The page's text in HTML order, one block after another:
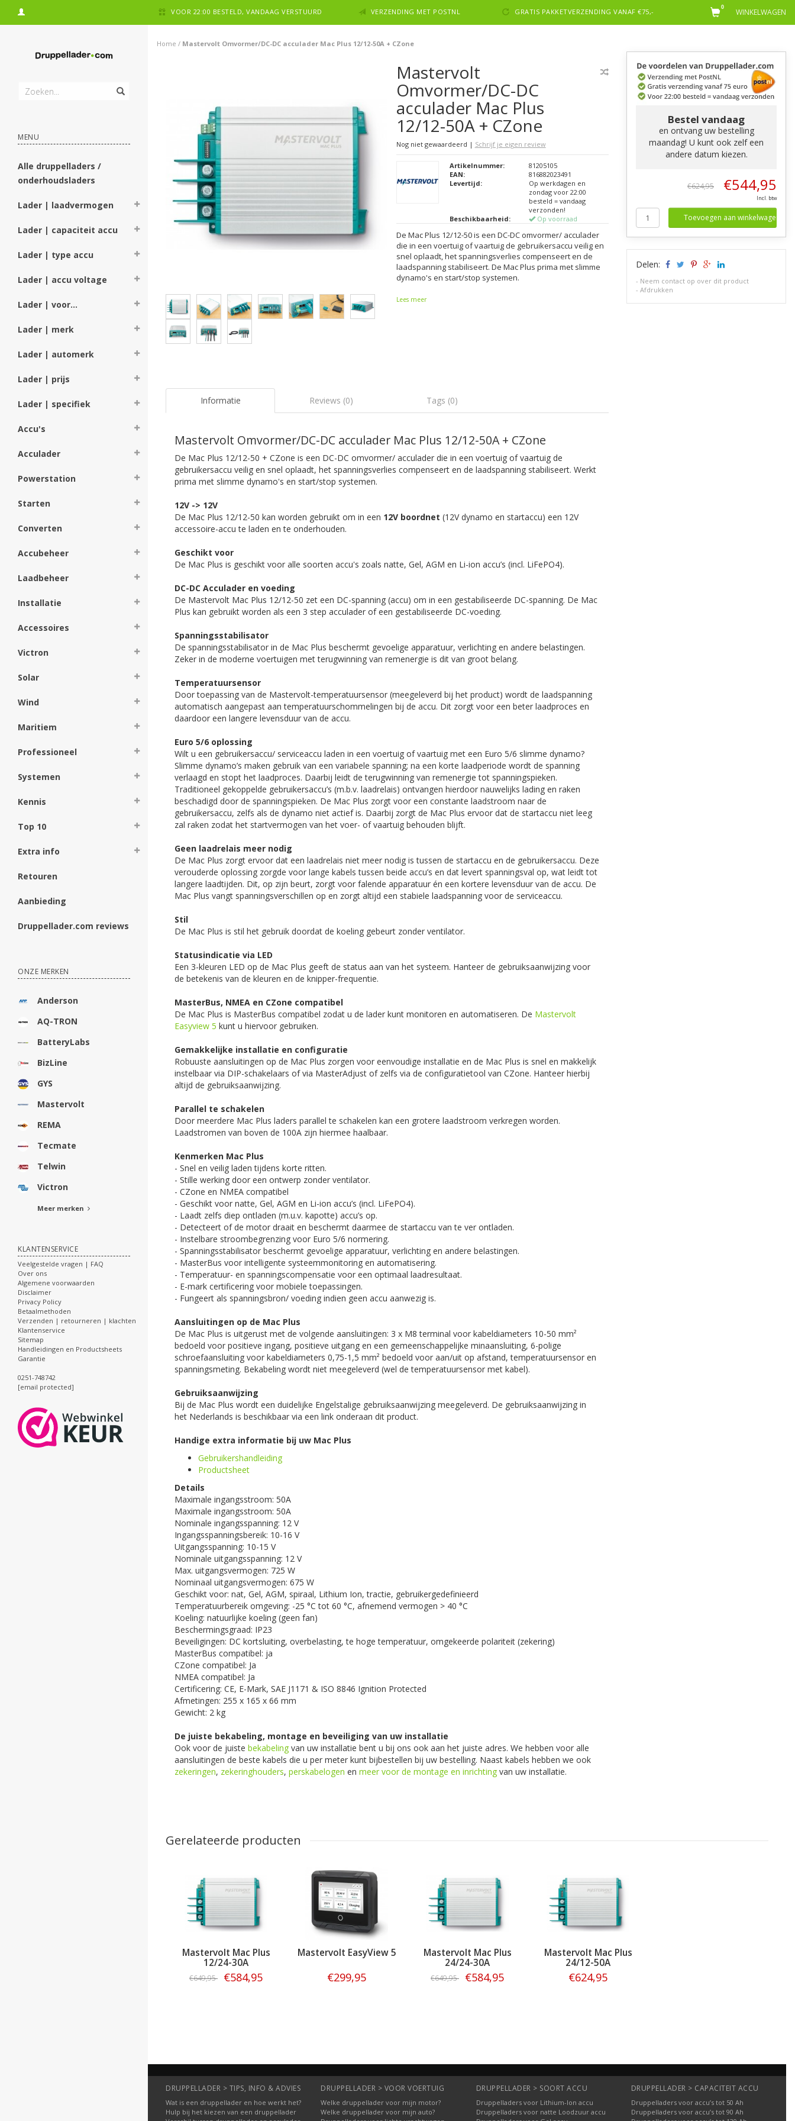
VOOR 22:00 BESTELD, VANDAAG VERSTUURD VERZENDING MET POSTNL GRATIS PAKKETVERZENDING VANAF €75,- WINKELWAGEN
0
MENU
Alle druppelladers /
onderhoudsladers
Lader | laadvermogen
Lader | capaciteit accu
Lader | type accu
Lader | accu voltage
Lader | voor...
Lader | merk
Lader | automerk
Lader | prijs
Lader | specifiek
Accu's
Acculader
Powerstation
Starten
Converten
Accubeheer
Laadbeheer
Installatie
Accessoires
Victron
Solar
Wind
Maritiem
Professioneel
Systemen
Kennis
Top 10
Extra info
Retouren
Aanbieding
Druppellader.com reviews
ONZE MERKEN
Anderson
AQ-TRON
BatteryLabs
BizLine
GYS
Mastervolt
REMA
Tecmate
Telwin
Victron
Meer merken
KLANTENSERVICE
Veelgestelde vragen | FAQ
Over ons
Algemene voorwaarden
Disclaimer
Privacy Policy
Betaalmethoden
Verzenden | retourneren | klachten
Klantenservice
Sitemap
Handleidingen en Productsheets
Garantie
0251-748742
[email protected]
Home / Mastervolt Omvormer/DC-DC acculader Mac Plus 12/12-50A + CZone
Mastervolt
Omvormer/DC-DC
acculader Mac Plus
12/12-50A + CZone
Nog niet gewaardeerd | Schrijf je eigen review
Artikelnummer:
81205105
EAN:
816882023491
Levertijd:
Op werkdagen en
zondag voor 22:00
besteld = vandaag
verzonden!
Beschikbaarheid:
Op voorraad
De Mac Plus 12/12-50 is een DC-DC omvormer/ acculader
die in een voertuig of vaartuig de gebruikersaccu veilig en
snel oplaadt, het spanningsverlies compenseert en de
laadspanning stabiliseert. De Mac Plus prima met slimme
dynamo's en start/stop systemen.
Lees meer
Informatie Reviews (0) Tags (0)
Mastervolt Omvormer/DC-DC acculader Mac Plus 12/12-50A + CZone
De Mac Plus 12/12-50 + CZone is een DC-DC omvormer/ acculader die in een voertuig of vaartuig de
gebruikersaccu veilig en snel oplaadt, het spanningsverlies compenseert en de laadspanning stabiliseert. Werkt
prima met slimme dynamo's en start/stop systemen.
12V -> 12V
De Mac Plus 12/12-50 kan worden gebruikt om in een 12V boordnet (12V dynamo en startaccu) een 12V
accessoire-accu te laden en te onderhouden.
Geschikt voor
De Mac Plus is geschikt voor alle soorten accu's zoals natte, Gel, AGM en Li-ion accu’s (incl. LiFePO4).
DC-DC Acculader en voeding
De Mastervolt Mac Plus 12/12-50 zet een DC-spanning (accu) om in een gestabiliseerde DC-spanning. De Mac
Plus kan gebruikt worden als een 3 step acculader of een gestabiliseerde DC-voeding.
Spanningsstabilisator
De spanningsstabilisator in de Mac Plus beschermt gevoelige apparatuur, verlichting en andere belastingen.
Zeker in de moderne voertuigen met terugwinning van remenergie is dit van groot belang.
Temperatuursensor
Door toepassing van de Mastervolt-temperatuursensor (meegeleverd bij het product) wordt de laadspanning
automatisch aangepast aan temperatuurschommelingen bij de accu. Dit zorgt voor een beter laadproces en
daardoor een langere levensduur van de accu.
Euro 5/6 oplossing
Wilt u een gebruikersaccu/ serviceaccu laden in een voertuig of vaartuig met een Euro 5/6 slimme dynamo?
Slimme dynamo’s maken gebruik van een variabele spanning; na een korte laadperiode wordt de spanning
verlaagd en stopt het laadproces. Daarbij leidt de terugwinning van remenergie tot spanningspieken.
Traditioneel gekoppelde gebruikersaccu’s (m.b.v. laadrelais) ontvangen hierdoor nauwelijks lading en raken
beschadigd door de spanningspieken. De Mac Plus zorgt voor een constante laadstroom naar de
gebruikersaccu, zelfs als de dynamo niet actief is. Daarbij zorgt de Mac Plus ervoor dat de startaccu niet leeg
zal raken zodat het startvermogen van het voer- of vaartuig behouden blijft.
Geen laadrelais meer nodig
De Mac Plus zorgt ervoor dat een laadrelais niet meer nodig is tussen de startaccu en de gebruikersaccu. Deze
verouderde oplossing zorgde voor lange kabels tussen beide accu’s en dat levert spanningsval op, wat leidt tot
langere laadtijden. Dit, op zijn beurt, zorgt voor falende apparatuur én een kortere levensduur van de accu. De
Mac Plus vangt spanningsverschillen op en zorgt altijd een stabiele laadspanning voor de serviceaccu.
Stil
De Mac Plus is stil het gebruik doordat de koeling gebeurt zonder ventilator.
Statusindicatie via LED
Een 3-kleuren LED op de Mac Plus geeft de status aan van het systeem. Hanteer de gebruiksaanwijzing voor
de betekenis van de kleuren en de knipper-frequentie.
MasterBus, NMEA en CZone compatibel
De Mac Plus is MasterBus compatibel zodat u de lader kunt monitoren en automatiseren. De Mastervolt
Easyview 5 kunt u hiervoor gebruiken.
Gemakkelijke installatie en configuratie
Robuuste aansluitingen op de Mac Plus zorgen voor eenvoudige installatie en de Mac Plus is snel en makkelijk
instelbaar via DIP-schakelaars of via MasterAdjust of zelfs via de configuratietool van CZone. Hanteer hierbij
altijd de gebruiksaanwijzing.
Parallel te schakelen
Door meerdere Mac Plus laders parallel te schakelen kan een grotere laadstroom verkregen worden.
Laadstromen van boven de 100A zijn hiermee haalbaar.
Kenmerken Mac Plus
- Snel en veilig laden tijdens korte ritten.
- Stille werking door een ontwerp zonder ventilator.
- CZone en NMEA compatibel
- Geschikt voor natte, Gel, AGM en Li-ion accu’s (incl. LiFePO4).
- Laadt zelfs diep ontladen (m.u.v. kapotte) accu’s op.
- Detecteert of de motor draait en beschermt daarmee de startaccu van te ver ontladen.
- Instelbare stroombegrenzing voor Euro 5/6 normering.
- Spanningsstabilisator beschermt gevoelige apparatuur, verlichting en andere belastingen.
- MasterBus voor intelligente systeemmonitoring en automatisering.
- Temperatuur- en spanningscompensatie voor een optimaal laadresultaat.
- E-mark certificering voor mobiele toepassingen.
- Fungeert als spanningsbron/ voeding indien geen accu aanwezig is.
Aansluitingen op de Mac Plus
De Mac Plus is uitgerust met de volgende aansluitingen: 3 x M8 terminal voor kabeldiameters 10-50 mm²
bedoeld voor positieve ingang, positieve uitgang en een gemeenschappelijke minaansluiting, 6-polige
schroefaansluiting voor kabeldiameters 0,75-1,5 mm² bedoeld voor aan/uit op afstand, temperatuursensor en
spanningsmeting. Bekabeling wordt niet meegeleverd (wel de temperatuursensor met kabel).
Gebruiksaanwijzing
Bij de Mac Plus wordt een duidelijke Engelstalige gebruiksaanwijzing meegeleverd. De gebruiksaanwijzing in
het Nederlands is beschikbaar via een link onderaan dit product.
Handige extra informatie bij uw Mac Plus
Gebruikershandleiding
Productsheet
Details
Maximale ingangsstroom: 50A
Maximale ingangsstroom: 50A
Nominale ingangsspanning: 12 V
Ingangsspanningsbereik: 10-16 V
Uitgangsspanning: 10-15 V
Nominale uitgangsspanning: 12 V
Max. uitgangsvermogen: 725 W
Nominaal uitgangsvermogen: 675 W
Geschikt voor: nat, Gel, AGM, spiraal, Lithium Ion, tractie, gebruikergedefinieerd
Temperatuurbereik omgeving: -25 °C tot 60 °C, afnemend vermogen > 40 °C
Koeling: natuurlijke koeling (geen fan)
Beschermingsgraad: IP23
Beveiligingen: DC kortsluiting, overbelasting, te hoge temperatuur, omgekeerde polariteit (zekering)
MasterBus compatibel: ja
CZone compatibel: Ja
NMEA compatibel: Ja
Certificering: CE, E-Mark, SAE J1171 & ISO 8846 Ignition Protected
Afmetingen: 255 x 165 x 66 mm
Gewicht: 2 kg
De juiste bekabeling, montage en beveiliging van uw installatie
Ook voor de juiste bekabeling van uw installatie bent u bij ons ook aan het juiste adres. We hebben voor alle
aansluitingen de beste kabels die u per meter kunt bijbestellen bij uw bestelling. Naast kabels hebben we ook
zekeringen, zekeringhouders, perskabelogen en meer voor de montage en inrichting van uw installatie.
Bestel vandaag
en ontvang uw bestelling
maandag! U kunt ook zelf een
andere datum kiezen.
€624,95 €544,95
Incl. btw
Toevoegen aan winkelwagen
Delen:
- Neem contact op over dit product
-Afdrukken
Gerelateerde producten
Mastervolt Mac Plus
12/24-30A
€649,95 €584,95
Mastervolt EasyView 5
€299,95
Mastervolt Mac Plus
24/24-30A
€649,95 €584,95
Mastervolt Mac Plus
24/12-50A
€624,95
DRUPPELLADER > TIPS, INFO & ADVIES
Wat is een druppellader en hoe werkt het?
Hulp bij het kiezen van een druppellader
DRUPPELLADER > VOOR VOERTUIG
Welke druppellader voor mijn motor?
Welke druppellader voor mijn auto?
DRUPPELLADER > SOORT ACCU
Druppelladers voor Lithium-Ion accu
Druppelladers voor natte Loodzuur accu
DRUPPELLADER > CAPACITEIT ACCU
Druppelladers voor accu’s tot 50 Ah
Druppelladers voor accu’s tot 90 Ah